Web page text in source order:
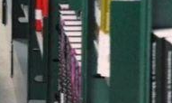
agosto 6, 2026